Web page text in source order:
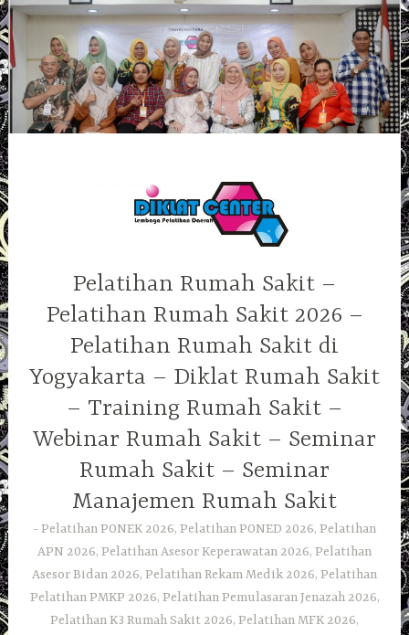
Skip
to
content
Pelatihan Rumah Sakit –
Pelatihan Rumah Sakit 2026 –
Pelatihan Rumah Sakit di
Yogyakarta – Diklat Rumah Sakit
– Training Rumah Sakit –
Webinar Rumah Sakit – Seminar
Rumah Sakit – Seminar
Manajemen Rumah Sakit
Pelatihan PONEK 2026, Pelatihan PONED 2026, Pelatihan
APN 2026, Pelatihan Asesor Keperawatan 2026, Pelatihan
Asesor Bidan 2026, Pelatihan Rekam Medik 2026, Pelatihan
Pelatihan PMKP 2026, Pelatihan Pemulasaran Jenazah 2026,
Pelatihan K3 Rumah Sakit 2026, Pelatihan MFK 2026,